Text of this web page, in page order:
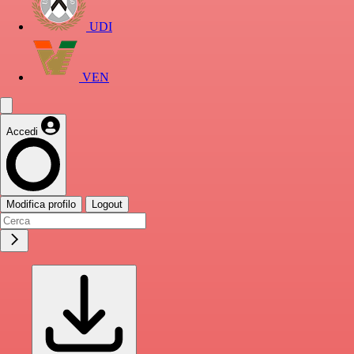
UDI
VEN
Accedi
Modifica profilo Logout